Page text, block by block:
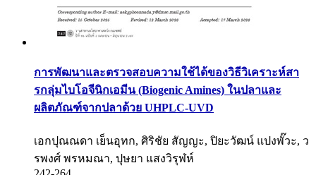
การพัฒนาและตรวจสอบความใช้ได้ของวิธีวิเคราะห์สา
รกลุ่มไบโอจีนิกเอมีน (Biogenic Amines) ในปลาและ
ผลิตภัณฑ์จากปลาด้วย UHPLC-UVD
เอกปุณณดา เย็นอุทก, ศิริชัย สัญญะ, ปิยะวัฒน์ แปงพั๊วะ, ว
รพงศ์ พรหมณา, ปุษยา แสงวิรุฬห์